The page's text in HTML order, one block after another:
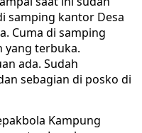
samping kantor Desa
Cuma di samping
yang terbuka.
ada. Sudah
sebagian di posko di
Kampung